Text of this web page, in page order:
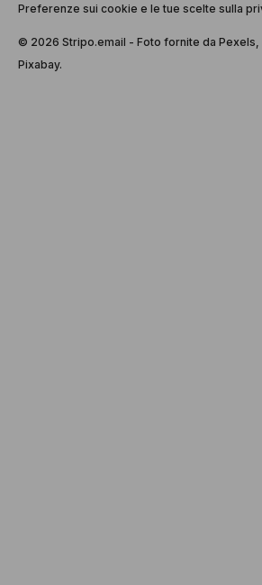
Preferenze sui cookie e le tue scelte sulla
© 2026 Stripо.email - Foto fornite da Pexels,
Pixabay.